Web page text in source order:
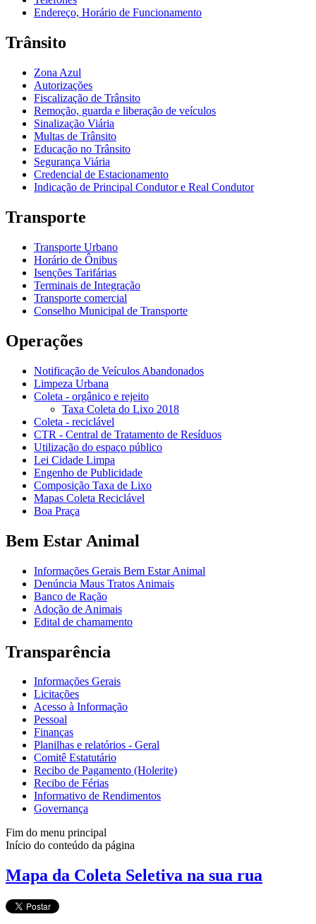
Endereço, Horário de Funcionamento
Trânsito
Zona Azul
Autorizações
Fiscalização de Trânsito
Remoção, guarda e liberação de veículos
Sinalização Viária
Multas de Trânsito
Educação no Trânsito
Segurança Viária
Credencial de Estacionamento
Indicação de Principal Condutor e Real Condutor
Transporte
Transporte Urbano
Horário de Ônibus
Isenções Tarifárias
Terminais de Integração
Transporte comercial
Conselho Municipal de Transporte
Operações
Notificação de Veículos Abandonados
Limpeza Urbana
Coleta - orgânico e rejeito
Taxa Coleta do Lixo 2018
Coleta - reciclável
CTR - Central de Tratamento de Resíduos
Utilização do espaço público
Lei Cidade Limpa
Engenho de Publicidade
Composição Taxa de Lixo
Mapas Coleta Reciclável
Boa Praça
Bem Estar Animal
Informações Gerais Bem Estar Animal
Denúncia Maus Tratos Animais
Banco de Ração
Adoção de Animais
Edital de chamamento
Transparência
Informações Gerais
Licitações
Acesso à Informação
Pessoal
Finanças
Planilhas e relatórios - Geral
Comitê Estatutário
Recibo de Pagamento (Holerite)
Recibo de Férias
Informativo de Rendimentos
Governança
Fim do menu principal
Início do conteúdo da página
Mapa da Coleta Seletiva na sua rua